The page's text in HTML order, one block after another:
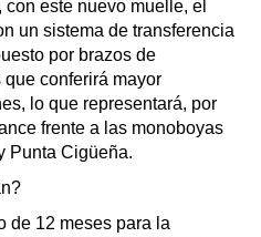
este nuevo muelle, el
un sistema de transferencia
por brazos de
conferirá mayor
lo que representará, por
frente a las monoboyas
Punta Cigüeña.
de 12 meses para la